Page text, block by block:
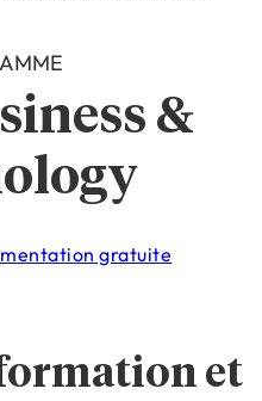
&
gratuite
et